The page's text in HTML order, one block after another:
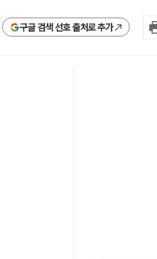
구글 검색 선호 출처로 추가